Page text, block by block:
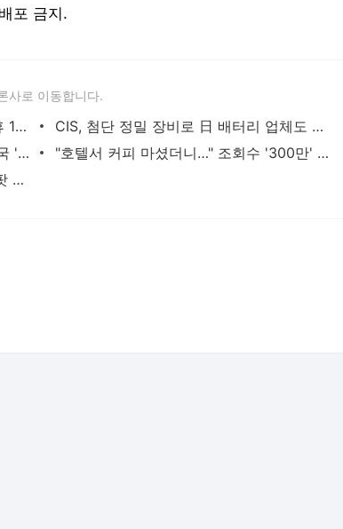
포 금지.
사로 이동합니다.
"또 일본 갈 줄 알았는데"…5월 황금연휴 1위 여행지 어디?
CIS, 첨단 정밀 장비로 日 배터리 업체도 홀렸다
"한국에 최우선 공급하겠다"…중동 6개국 '깜짝 선언'
"호텔서 커피 마셨더니…" 조회수 '300만' 대박 영상의 비밀 [현장+]
"32만전자 간다"…삼성전자, 역대급 잭팟 예고에 주가 '들썩'